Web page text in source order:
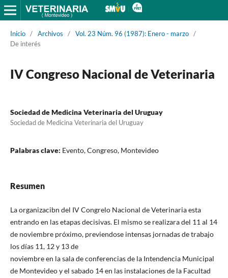
Inicio / Archivos / Vol. 23 Núm. 96 (1987): Enero - marzo /
De interés
IV Congreso Nacional de Veterinaria
Sociedad de Medicina Veterinaria del Uruguay
Sociedad de Medicina Veterinaria del Uruguay
Palabras clave: Evento, Congreso, Montevideo
Resumen
La organizacibn del IV Congrelo Nacional de Veterinaria esta
entrando en las etapas decisivas. El mismo se realizara del 11 al 14
de noviembre próximo, previendose intensas jornadas de trabajo
los días 11, 12 y 13 de
noviembre en la sala de conferencias de la Intendencia Municipal
de Montevideo y el sabado 14 en las instalaciones de la Facultad